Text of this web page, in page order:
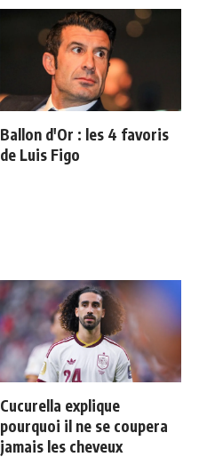
Ballon d'Or : les 4 favoris
de Luis Figo
Cucurella explique
pourquoi il ne se coupera
jamais les cheveux